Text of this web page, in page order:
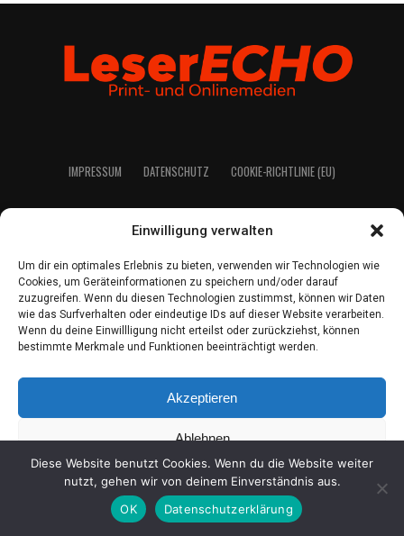
Einwilligung verwalten
Um dir ein optimales Erlebnis zu bieten, verwenden wir Technologien wie
Cookies, um Geräteinformationen zu speichern und/oder darauf
zuzugreifen. Wenn du diesen Technologien zustimmst, können wir Daten
wie das Surfverhalten oder eindeutige IDs auf dieser Website verarbeiten.
Wenn du deine Einwillligung nicht erteilst oder zurückziehst, können
bestimmte Merkmale und Funktionen beeinträchtigt werden.
Akzeptieren
Ablehnen
Einstellungen ansehen
Coo­kie-Richt­li­nieDaten­schutz Impres­sum
IMPRES­SUM DATEN­SCHUTZ COO­KIE-RICH­T­­LI­­NIE (EU)
2021 LeserEcho Verlag
Diese Website benutzt Cookies. Wenn du die Website weiter
nutzt, gehen wir von deinem Einverständnis aus.
OK
Datenschutzerklärung